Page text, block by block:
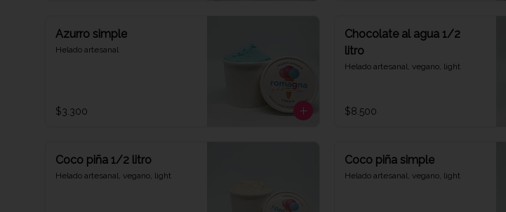
Azurro simple
Helado artesanal
$3.300
Chocolate al agua 1/2
litro
Helado artesanal, vegano, light
$8.500
Coco piña 1/2 litro
Helado artesanal, vegano, light
Coco piña simple
Helado artesanal, vegano, light